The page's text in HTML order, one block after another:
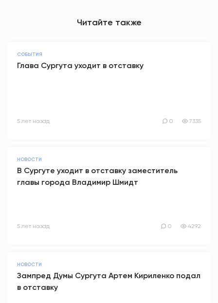
Читайте также
СОБЫТИЯ
Глава Сургута уходит в отставку
5 лет назад 0 7335
НОВОСТИ
В Сургуте уходит в отставку заместитель
главы города Владимир Шмидт
5 лет назад 0 4292
НОВОСТИ
Зампред Думы Сургута Артем Кириленко подал
в отставку